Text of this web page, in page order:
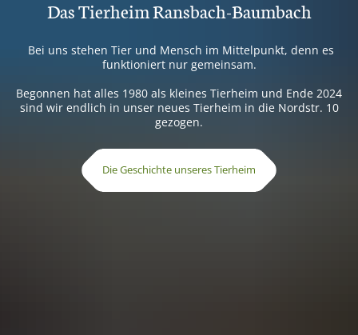
Das Tierheim Ransbach-Baumbach
Bei uns stehen Tier und Mensch im Mittelpunkt, denn es
funktioniert nur gemeinsam.
Begonnen hat alles 1980 als kleines Tierheim und Ende 2024
sind wir endlich in unser neues Tierheim in die Nordstr. 10
gezogen.
Die Geschichte unseres Tierheim